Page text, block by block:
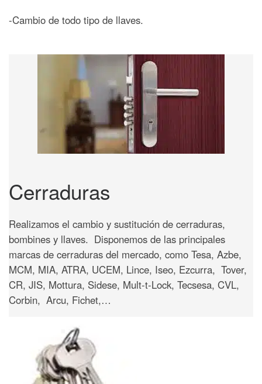
-Cambio de todo tipo de llaves.
Cerraduras
Realizamos el cambio y sustitución de cerraduras,
bombines y llaves. Disponemos de las principales
marcas de cerraduras del mercado, como Tesa, Azbe,
MCM, MIA, ATRA, UCEM, Lince, Iseo, Ezcurra, Tover,
CR, JIS, Mottura, Sidese, Mult-t-Lock, Tecsesa, CVL,
Corbin, Arcu, Fichet,…